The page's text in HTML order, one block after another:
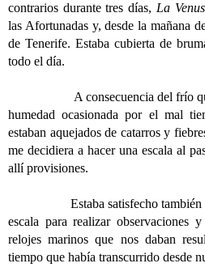
contrarios durante tres días, La Venus
las Afortunadas y, desde la mañana
de Tenerife. Estaba cubierta de
todo el día.
A consecuencia del frío que
humedad ocasionada por el mal
estaban aquejados de catarros y
me decidiera a hacer una escala al
allí provisiones.
Estaba satisfecho también
escala para realizar observaciones
relojes marinos que nos daban
tiempo que había transcurrido desde